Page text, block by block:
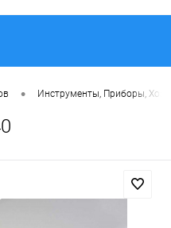
• Инструменты, Приборы,